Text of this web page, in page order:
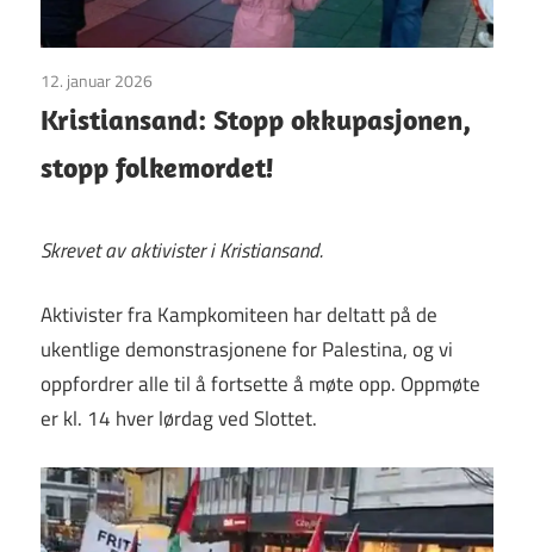
12. januar 2026
Kristiansand: Stopp okkupasjonen,
stopp folkemordet!
Skrevet av aktivister i Kristiansand.
Aktivister fra Kampkomiteen har deltatt på de
ukentlige demonstrasjonene for Palestina, og vi
oppfordrer alle til å fortsette å møte opp. Oppmøte
er kl. 14 hver lørdag ved Slottet.